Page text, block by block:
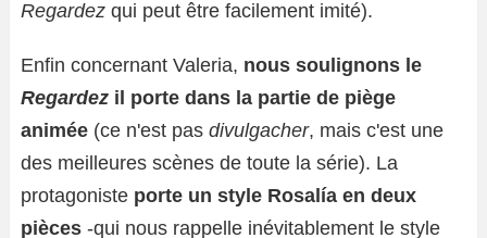
Regardez qui peut être facilement imité).
Enfin concernant Valeria, nous soulignons le
Regardez il porte dans la partie de piège
animée (ce n'est pas divulgacher, mais c'est une
des meilleures scènes de toute la série). La
protagoniste porte un style Rosalía en deux
pièces -qui nous rappelle inévitablement le style